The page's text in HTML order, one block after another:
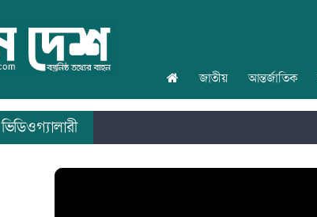
জাতীয় আন্তর্জাতিক
ভিডিওগ্যালারী